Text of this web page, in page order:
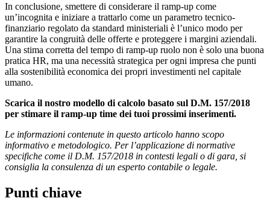
In conclusione, smettere di considerare il ramp-up come
un’incognita e iniziare a trattarlo come un parametro tecnico-
finanziario regolato da standard ministeriali è l’unico modo per
garantire la congruità delle offerte e proteggere i margini aziendali.
Una stima corretta del tempo di ramp-up ruolo non è solo una buona
pratica HR, ma una necessità strategica per ogni impresa che punti
alla sostenibilità economica dei propri investimenti nel capitale
umano.
Scarica il nostro modello di calcolo basato sul D.M. 157/2018
per stimare il ramp-up time dei tuoi prossimi inserimenti.
Le informazioni contenute in questo articolo hanno scopo
informativo e metodologico. Per l’applicazione di normative
specifiche come il D.M. 157/2018 in contesti legali o di gara, si
consiglia la consulenza di un esperto contabile o legale.
Punti chiave